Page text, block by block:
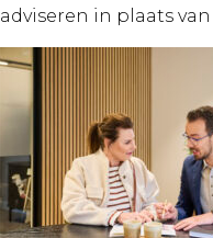
adviseren in plaats